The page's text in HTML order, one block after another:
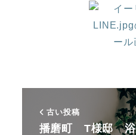
古い投稿
播磨町 T様邸 浴